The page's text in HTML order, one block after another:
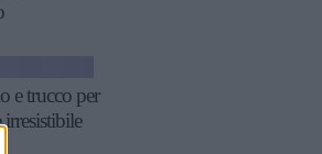
e trucco per
irresistibile